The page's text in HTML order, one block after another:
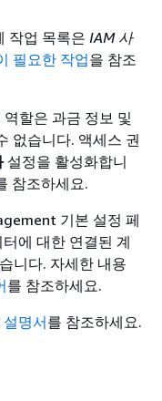
작업 목록은 IAM 사
필요한 작업을 참조
할은 과금 정보 및
없습니다. 액세스 권
설정을 활성화합니
참조하세요.
기본 설정 페
에 대한 연결된 계
니다. 자세한 내용
를 참조하세요.
설명서를 참조하세요.